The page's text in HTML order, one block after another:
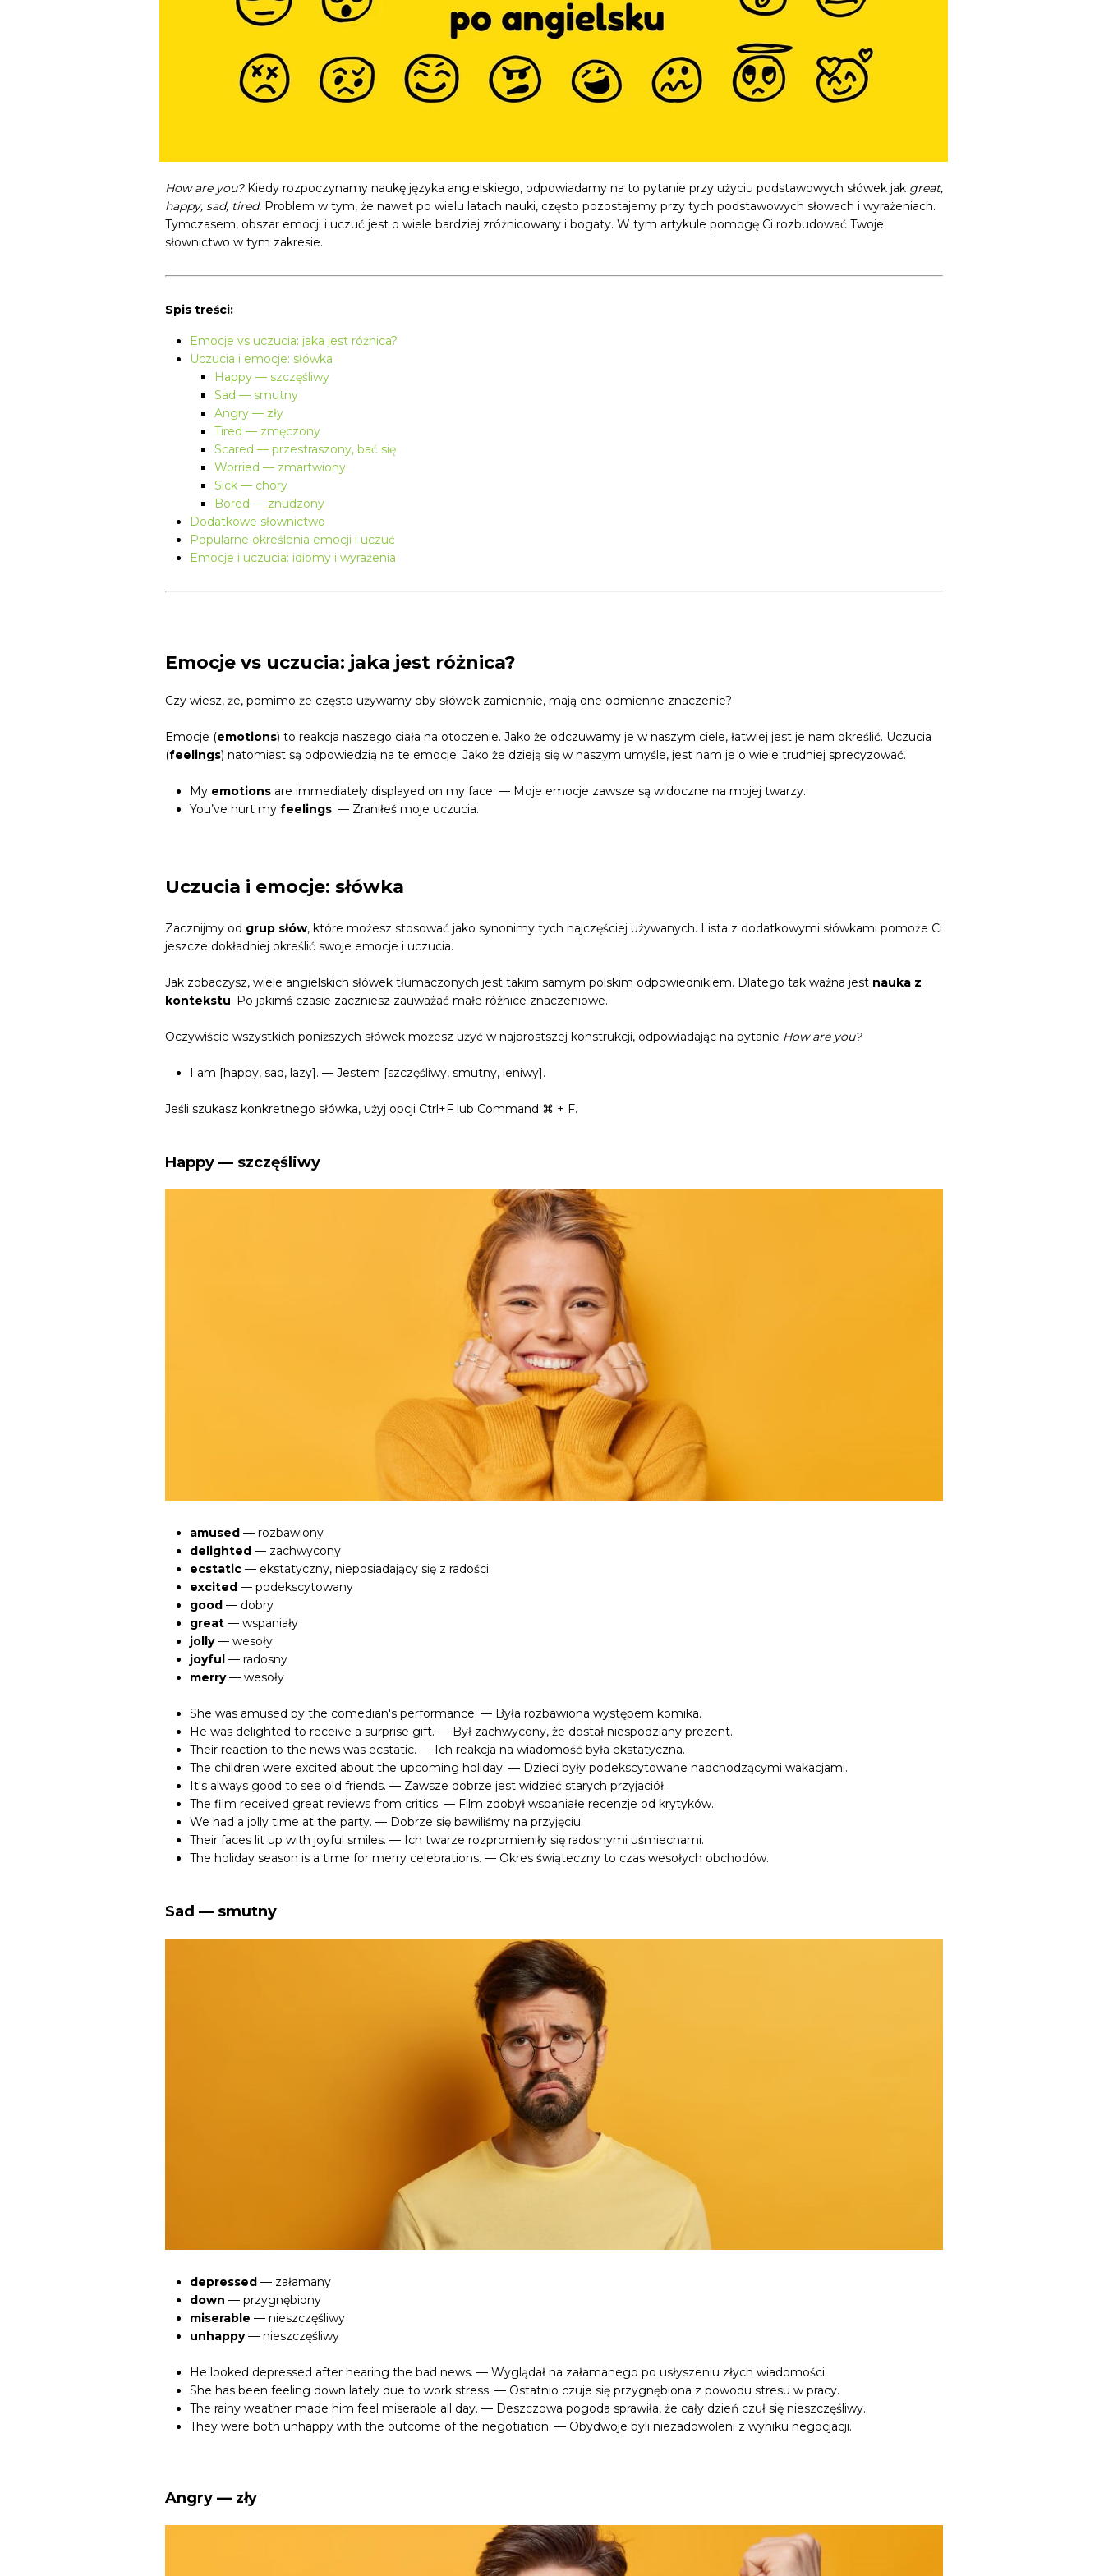
How are you? Kiedy rozpoczynamy naukę języka angielskiego, odpowiadamy na to pytanie przy użyciu podstawowych słówek jak great,
happy, sad, tired. Problem w tym, że nawet po wielu latach nauki, często pozostajemy przy tych podstawowych słowach i wyrażeniach.
Tymczasem, obszar emocji i uczuć jest o wiele bardziej zróżnicowany i bogaty. W tym artykule pomogę Ci rozbudować Twoje
słownictwo w tym zakresie.
Spis treści:
Emocje vs uczucia: jaka jest różnica?
Uczucia i emocje: słówka
Happy — szczęśliwy
Sad — smutny
Angry — zły
Tired — zmęczony
Scared — przestraszony, bać się
Worried — zmartwiony
Sick — chory
Bored — znudzony
Dodatkowe słownictwo
Popularne określenia emocji i uczuć
Emocje i uczucia: idiomy i wyrażenia
Emocje vs uczucia: jaka jest różnica?
Czy wiesz, że, pomimo że często używamy oby słówek zamiennie, mają one odmienne znaczenie?
Emocje (emotions) to reakcja naszego ciała na otoczenie. Jako że odczuwamy je w naszym ciele, łatwiej jest je nam określić. Uczucia
(feelings) natomiast są odpowiedzią na te emocje. Jako że dzieją się w naszym umyśle, jest nam je o wiele trudniej sprecyzować.
My emotions are immediately displayed on my face. — Moje emocje zawsze są widoczne na mojej twarzy.
You’ve hurt my feelings. — Zraniłeś moje uczucia.
Uczucia i emocje: słówka
Zacznijmy od grup słów, które możesz stosować jako synonimy tych najczęściej używanych. Lista z dodatkowymi słówkami pomoże Ci
jeszcze dokładniej określić swoje emocje i uczucia.
Jak zobaczysz, wiele angielskich słówek tłumaczonych jest takim samym polskim odpowiednikiem. Dlatego tak ważna jest nauka z
kontekstu. Po jakimś czasie zaczniesz zauważać małe różnice znaczeniowe.
Oczywiście wszystkich poniższych słówek możesz użyć w najprostszej konstrukcji, odpowiadając na pytanie How are you?
I am [happy, sad, lazy]. — Jestem [szczęśliwy, smutny, leniwy].
Jeśli szukasz konkretnego słówka, użyj opcji Ctrl+F lub Command ⌘ + F.
Happy — szczęśliwy
amused — rozbawiony
delighted — zachwycony
ecstatic — ekstatyczny, nieposiadający się z radości
excited — podekscytowany
good — dobry
great — wspaniały
jolly— wesoły
joyful — radosny
merry— wesoły
She was amused by the comedian's performance. — Była rozbawiona występem komika.
He was delighted to receive a surprise gift. — Był zachwycony, że dostał niespodziany prezent.
Their reaction to the news was ecstatic. — Ich reakcja na wiadomość była ekstatyczna.
The children were excited about the upcoming holiday. — Dzieci były podekscytowane nadchodzącymi wakacjami.
It's always good to see old friends. — Zawsze dobrze jest widzieć starych przyjaciół.
The film received great reviews from critics. — Film zdobył wspaniałe recenzje od krytyków.
We had a jolly time at the party. — Dobrze się bawiliśmy na przyjęciu.
Their faces lit up with joyful smiles. — Ich twarze rozpromieniły się radosnymi uśmiechami.
The holiday season is a time for merry celebrations. — Okres świąteczny to czas wesołych obchodów.
Sad — smutny
depressed — załamany
down — przygnębiony
miserable — nieszczęśliwy
unhappy— nieszczęśliwy
He looked depressed after hearing the bad news. — Wyglądał na załamanego po usłyszeniu złych wiadomości.
She has been feeling down lately due to work stress. — Ostatnio czuje się przygnębiona z powodu stresu w pracy.
The rainy weather made him feel miserable all day. — Deszczowa pogoda sprawiła, że cały dzień czuł się nieszczęśliwy.
They were both unhappy with the outcome of the negotiation. — Obydwoje byli niezadowoleni z wyniku negocjacji.
Angry — zły